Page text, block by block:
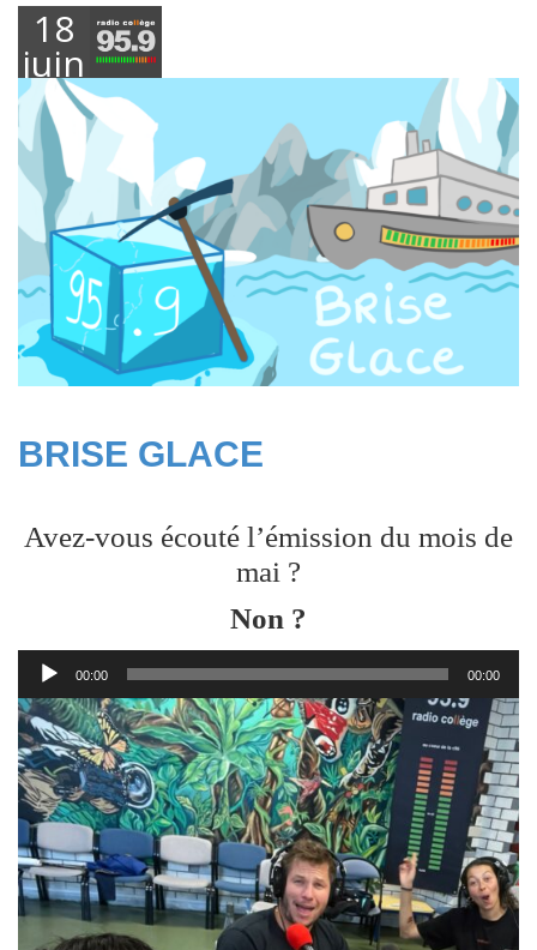
18
juin
2026
BRISE GLACE
Avez-vous écouté l’émission du mois de
mai ?
Non ?
Lecteur
audio
00:00 00:00